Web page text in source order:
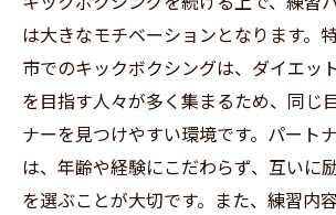
は大きなモチベーションとなります。
市でのキックボクシングは、ダイエッ
を目指す人々が多く集まるため、同じ
ナーを見つけやすい環境です。パート
は、年齢や経験にこだわらず、互いに
を選ぶことが大切です。また、練習内